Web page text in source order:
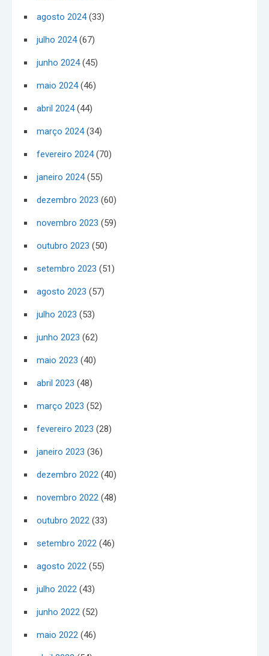
agosto 2024(33)
julho 2024(67)
junho 2024(45)
maio 2024(46)
abril 2024(44)
março 2024(34)
fevereiro 2024(70)
janeiro 2024(55)
dezembro 2023 (60)
novembro 2023 (59)
outubro 2023 (50)
setembro 2023 (51)
agosto 2023 (57)
julho 2023 (53)
junho 2023 (62)
maio 2023 (40)
abril 2023 (48)
março 2023 (52)
fevereiro 2023 (28)
janeiro 2023 (36)
dezembro 2022 (40)
novembro 2022 (48)
outubro 2022 (33)
setembro 2022 (46)
agosto 2022 (55)
julho 2022 (43)
junho 2022 (52)
maio 2022 (46)